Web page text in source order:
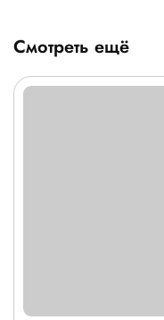
Смотреть ещё